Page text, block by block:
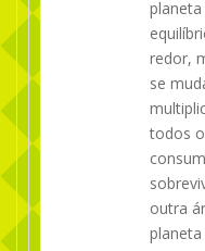
redor,
se
todos
outra